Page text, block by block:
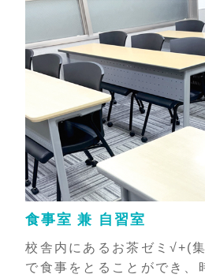
食事室 兼 自習室
校舎内にあるお茶ゼミ√+(
で食事をとることができ、